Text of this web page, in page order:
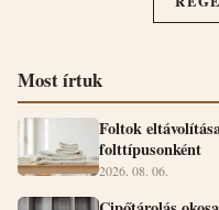
Most írtuk
Foltok
folttípusonként
2026. 08. 06.